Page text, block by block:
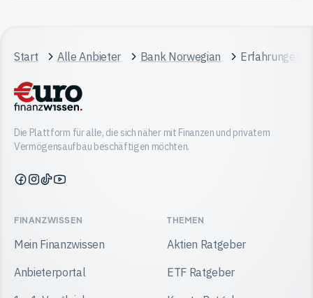
Start Alle Anbieter Bank Norwegian Erfahrungen
Die Plattform für alle, die sich näher mit Finanzen und privatem
Vermögensaufbau beschäftigen möchten.
Finanzwissen
Facebook
Finanzwissen
Instagram
Finanzwissen
TikTok
Finanzwissen
YouTube
FINANZWISSEN
Mein Finanzwissen
Anbieterportal
THEMEN
Aktien Ratgeber
ETF Ratgeber